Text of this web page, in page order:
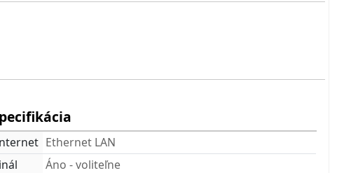
Ethernet LAN
Áno - voliteľne